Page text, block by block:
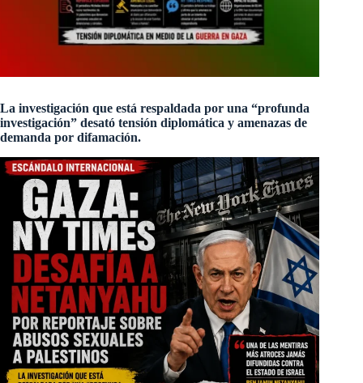
La investigación que está respaldada por una “profunda
investigación” desató tensión diplomática y amenazas de
demanda por difamación.